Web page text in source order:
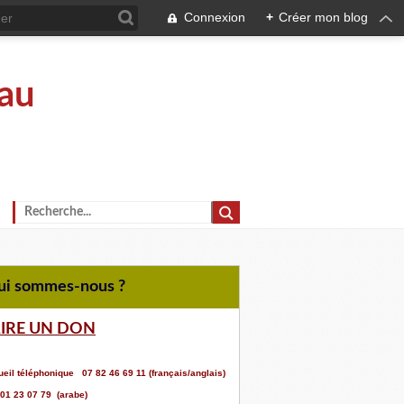
Connexion + Créer mon blog
sommes-nous ?
UN DON
téléphonique 07 82 46 69 11 (français/anglais)
23 07 79 (arabe)